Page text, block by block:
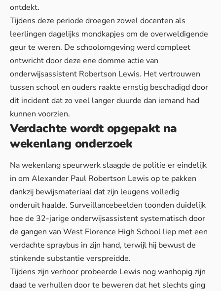
ontdekt.
Tijdens deze periode droegen zowel docenten als
leerlingen dagelijks mondkapjes om de overweldigende
geur te weren. De schoolomgeving werd compleet
ontwrichtdoor deze ene domme actie van
onderwijsassistent Robertson Lewis. Het vertrouwen
tussen school en ouders raakte ernstig beschadigd door
dit incident dat zo veel langer duurde dan iemand had
kunnen voorzien.
Verdachte wordt opgepakt na
wekenlang onderzoek
Na wekenlang speurwerk slaagde de politie er eindelijk
in om Alexander Paul Robertson Lewis op te pakken
dankzij bewijsmateriaal dat zijn leugens volledig
onderuit haalde. Surveillancebeelden toonden duidelijk
hoe de 32-jarige onderwijsassistent systematisch door
de gangen van West Florence High School liep met een
verdachte spraybus in zijn hand, terwijl hij bewust de
stinkende substantie verspreidde.
Tijdens zijn verhoor probeerde Lewis nog wanhopig zijn
daad te verhullen door te beweren dat het slechts ging